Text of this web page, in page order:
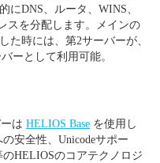
にDNS、ルータ、WINS、
スを分配します。メインの
た時には、第2サーバーが、
ーとして利用可能。
は HELIOS Base を使用し
安全性、Unicodeサポー
のHELIOSのコアテクノロジ